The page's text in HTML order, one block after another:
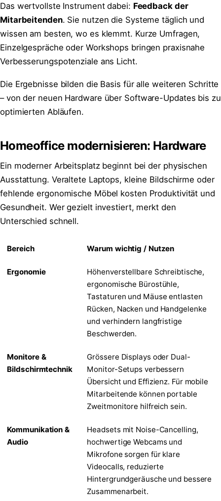
Das wertvollste Instrument dabei: Feedback der
Mitarbeitenden. Sie nutzen die Systeme täglich und
wissen am besten, wo es klemmt. Kurze Umfragen,
Einzelgespräche oder Workshops bringen praxisnahe
Verbesserungspotenziale ans Licht.
Die Ergebnisse bilden die Basis für alle weiteren Schritte
– von der neuen Hardware über Software-Updates bis zu
optimierten Abläufen.
Homeoffice modernisieren: Hardware
Ein moderner Arbeitsplatz beginnt bei der physischen
Ausstattung. Veraltete Laptops, kleine Bildschirme oder
fehlende ergonomische Möbel kosten Produktivität und
Gesundheit. Wer gezielt investiert, merkt den
Unterschied schnell.
Bereich Warum wichtig / Nutzen
Ergonomie
Höhenverstellbare Schreibtische,
ergonomische Bürostühle,
Tastaturen und Mäuse entlasten
Rücken, Nacken und Handgelenke
und verhindern langfristige
Beschwerden.
Monitore &
Bildschirmtechnik
Grössere Displays oder Dual-
Monitor-Setups verbessern
Übersicht und Effizienz. Für mobile
Mitarbeitende können portable
Zweitmonitore hilfreich sein.
Kommunikation &
Audio
Headsets mit Noise-Cancelling,
hochwertige Webcams und
Mikrofone sorgen für klare
Videocalls, reduzierte
Hintergrundgeräusche und bessere
Zusammenarbeit.